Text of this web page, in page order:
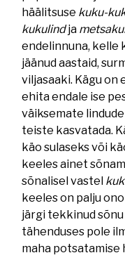
häälitsuse kuku-
kukulindja
endelinnuna, kelle
jäänud aastaid,
viljasaaki. Kägu on
ehita endale ise
väiksemate
teiste kasvatada.
käo sulaseks või
keeles ainet
sõnalisel vastel
keeles on palju
järgi tekkinud
tähenduses pole
maha potsatamise